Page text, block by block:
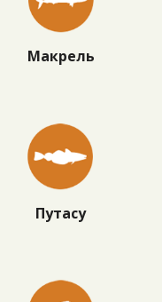
Макрель
Путасу